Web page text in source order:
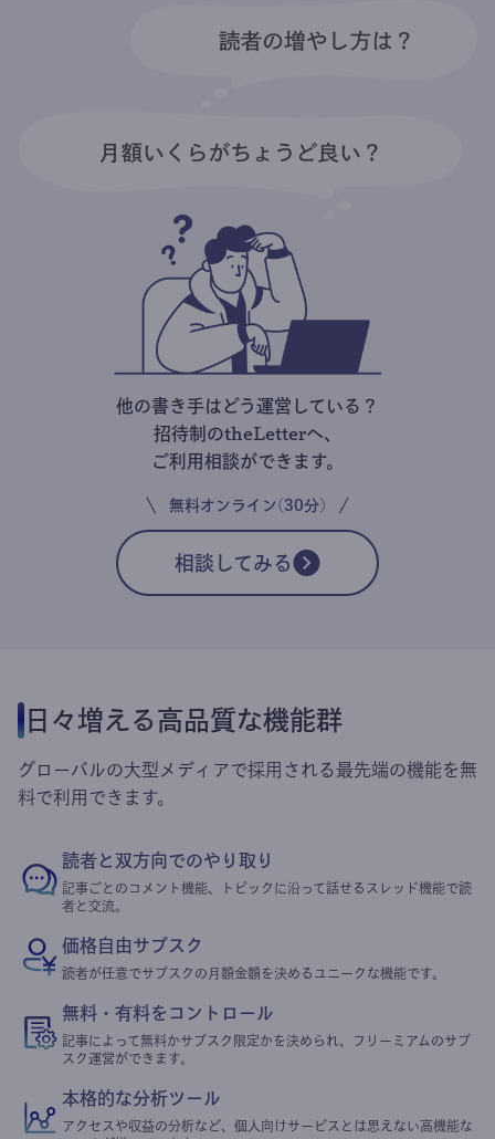
他の書き手はどう運営している？
招待制のtheLetterへ、
ご利用相談ができます。
無料オンライン(30分)
相談してみる
日々増える高品質な機能群
グローバルの大型メディアで採用される最先端の機能を無
料で利用できます。
読者と双方向でのやり取り
記事ごとのコメント機能、トピックに沿って話せるスレッド機能で読
者と交流。
価格自由サブスク
読者が任意でサブスクの月額金額を決めるユニークな機能です。
無料・有料をコントロール
記事によって無料かサブスク限定かを決められ、フリーミアムのサブ
スク運営ができます。
本格的な分析ツール
アクセスや収益の分析など、個人向けサービスとは思えない高機能な